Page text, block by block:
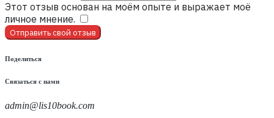
Этот отзыв основан на моём опыте и выражает моё
личное мнение.
Отправить свой отзыв
Поделиться
Связаться с нами
admin@lis10book.com